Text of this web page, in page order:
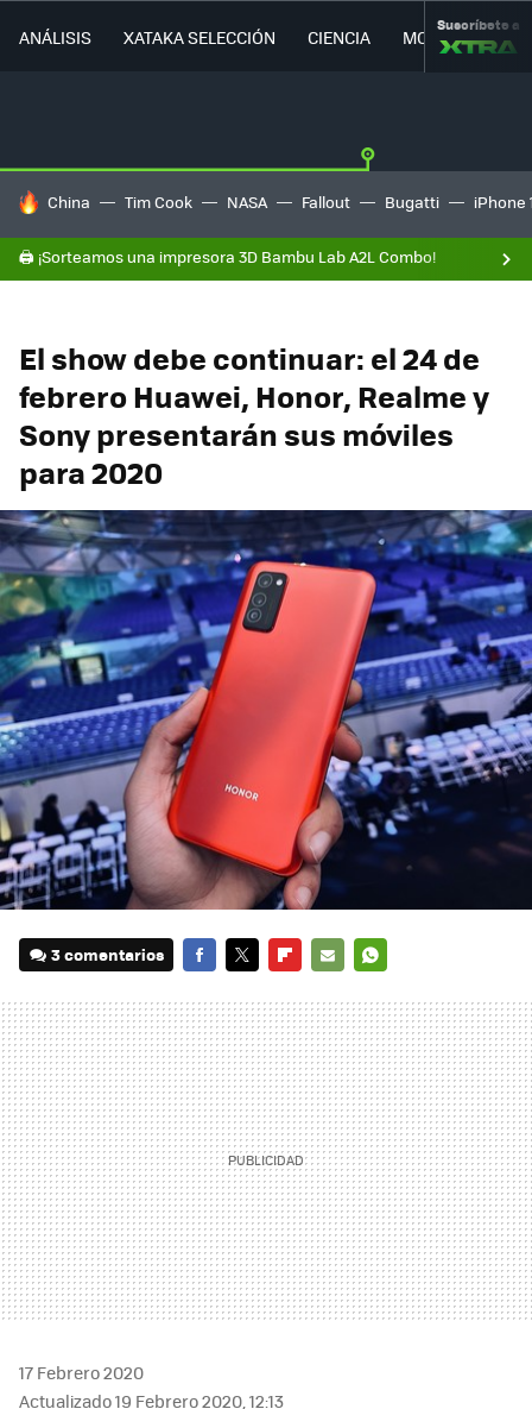
ANÁLISIS XATAKA SELECCIÓN CIENCIA MOVILIDAD
Suscríbete a
HOY SE HABLA DE
China Tim Cook NASA Fallout Bugatti iPhone
🖨️ ¡Sorteamos una impresora 3D Bambu Lab A2L Combo!
El show debe continuar: el 24 de
febrero Huawei, Honor, Realme y
Sony presentarán sus móviles
para 2020
3 comentarios
MAIL
17 Febrero 2020
Actualizado 19 Febrero 2020, 12:13